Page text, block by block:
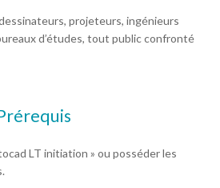
projeteurs, ingénieurs
d’études, tout public confronté
LT initiation » ou posséder les